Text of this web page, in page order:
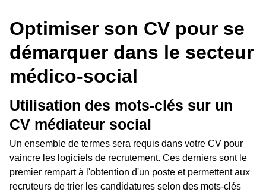
Optimiser son CV pour se
démarquer dans le secteur
médico-social
Utilisation des mots-clés sur un
CV médiateur social
Un ensemble de termes sera requis dans votre CV pour
vaincre les logiciels de recrutement. Ces derniers sont le
premier rempart à l'obtention d'un poste et permettent aux
recruteurs de trier les candidatures selon des mots-clés